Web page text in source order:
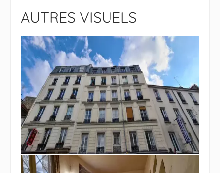
AUTRES VISUELS